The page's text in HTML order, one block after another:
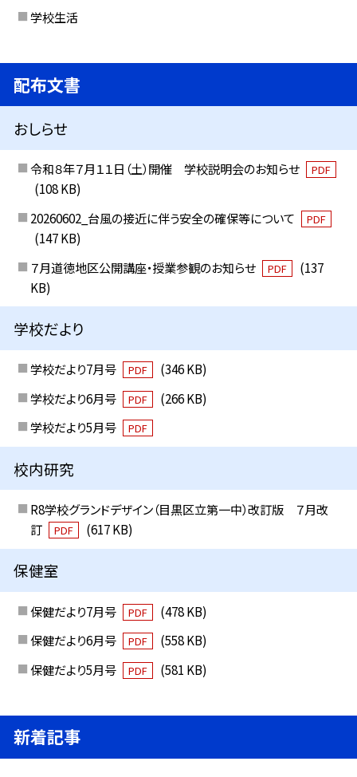
学校生活
配布文書
おしらせ
令和８年７月１１日（土）開催 学校説明会のお知らせ PDF
(108 KB)
20260602_台風の接近に伴う安全の確保等について
PDF
(147 KB)
７月道徳地区公開講座・授業参観のお知らせ
PDF
(137
KB)
学校だより
学校だより7月号 PDF
(346 KB)
学校だより6月号
PDF
(266 KB)
学校だより5月号
PDF
校内研究
R8学校グランドデザイン（目黒区立第一中）改訂版 ７月改
訂
PDF (617 KB)
保健室
保健だより7月号 PDF
(478 KB)
保健だより6月号
PDF
(558 KB)
保健だより5月号
PDF (581 KB)
新着記事